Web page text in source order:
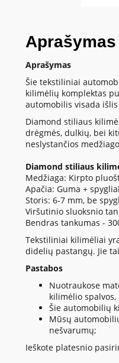
Aprašymas
Aprašymas
Šie tekstiliniai
kilimėlių komplektas
automobilis visada
Diamond stiliaus
drėgmės, dulkių, bei
neslystančios
Diamond stiliaus
Medžiaga: Kirpto
Apačia: Guma +
Storis: 6-7 mm, be
Viršutinio sluoksnio
Bendras tankumas -
Tekstiliniai kilimėliai
didelių pastangų. Jie
Pastabos
Nuotraukose
kilimėlio
Šie automobilių
Mūsų
nešvarumų;
Ieškote platesnio